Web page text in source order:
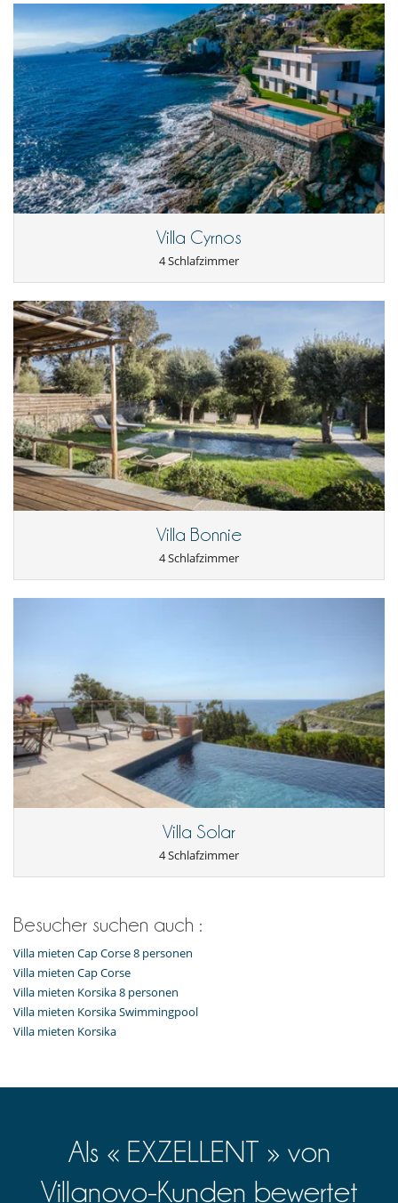
Villa Cyrnos
4 Schlafzimmer
Villa Bonnie
4 Schlafzimmer
Villa Solar
4 Schlafzimmer
Besucher suchen auch :
Villa mieten Cap Corse 8 personen
Villa mieten Cap Corse
Villa mieten Korsika 8 personen
Villa mieten Korsika Swimmingpool
Villa mieten Korsika
Als « EXZELLENT » von
Villanovo-Kunden bewertet